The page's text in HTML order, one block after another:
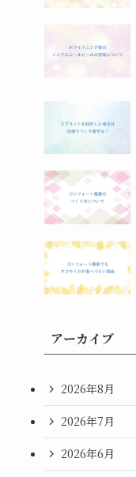
アーカイブ
2026年8月
2026年7月
2026年6月